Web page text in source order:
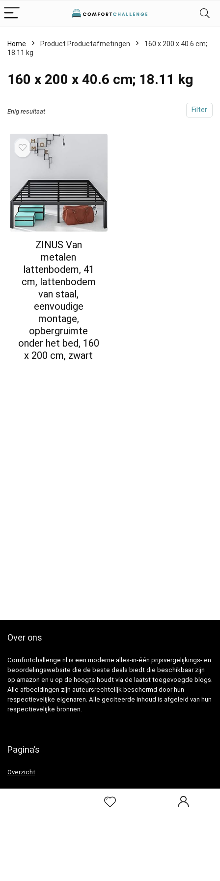
Home Product Productafmetingen
‎160 x 200 x 40.6 cm;
18.11 kg
‎160 x 200 x 40.6 cm; 18.11 kg
Filter
Enig resultaat
ZINUS Van
metalen
lattenbodem, 41
cm, lattenbodem
van staal,
eenvoudige
montage,
opbergruimte
onder het bed, 160
x 200 cm, zwart
Over ons
Comfortchallenge.nl is een moderne alles-in-één prijsvergelijkings- en
beoordelingswebsite die de beste deals biedt die beschikbaar zijn
op amazon en u op de hoogte houdt via de laatst toegevoegde blogs.
Alle afbeeldingen zijn auteursrechtelijk beschermd door hun
respectievelijke eigenaren. Alle geciteerde inhoud is afgeleid van hun
respectievelijke bronnen.
Pagina’s
Overzicht